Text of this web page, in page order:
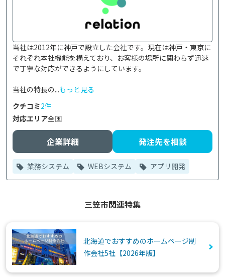
当社は2012年に神戸で設立した会社です。現在は神戸・東京に
それぞれ本社機能を構えており、お客様の場所に関わらず迅速
で丁寧な対応ができるようにしています。
当社の特長の...もっと見る
クチコミ2件
対応エリア全国
企業詳細 発注先を相談
業務システム WEBシステム アプリ開発
三笠市関連特集
北海道でおすすめのホームページ制
作会社5社【2026年版】